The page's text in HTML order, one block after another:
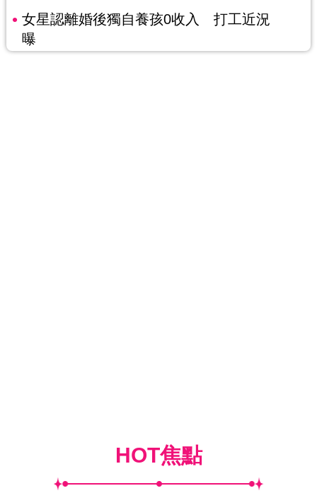
女星認離婚後獨自養孩0收入 打工近況
曝
HOT焦點